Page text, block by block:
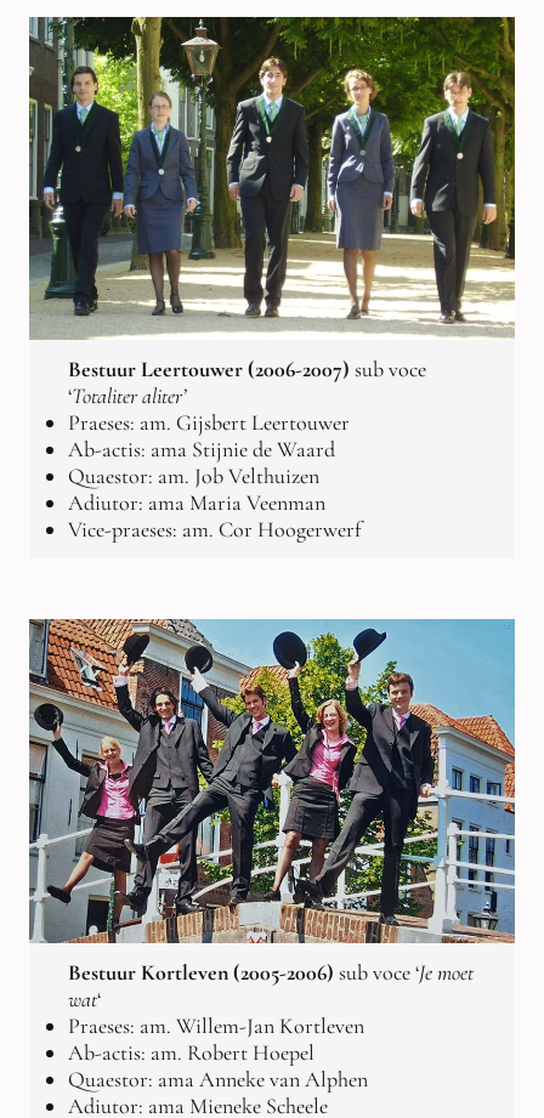
Bestuur Leertouwer (2006-2007) sub voce
‘Totaliter aliter’
Praeses: am. Gijsbert Leertouwer
Ab-actis: ama Stijnie de Waard
Quaestor: am. Job Velthuizen
Adiutor: ama Maria Veenman
Vice-praeses: am. Cor Hoogerwerf
Bestuur Kortleven (2005-2006) sub voce ‘Je moet
wat‘
Praeses: am. Willem-Jan Kortleven
Ab-actis: am. Robert Hoepel
Quaestor: ama Anneke van Alphen
Adiutor: ama Mieneke Scheele